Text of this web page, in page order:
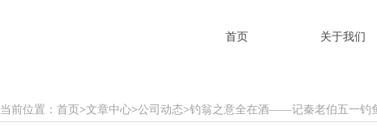
首页
首页
关于我们
关于我们
当前位置： 首页 >文章中心>公司动态>钓翁之意全在酒——记秦老伯五一钓